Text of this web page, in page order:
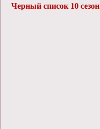
Черный список 10 сезон